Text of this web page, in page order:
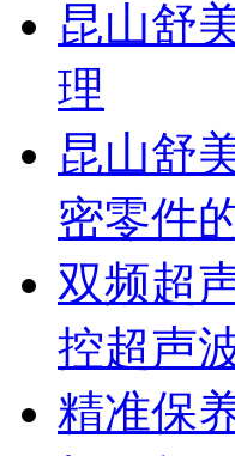
昆山舒
理
昆山舒
密零件
双频超
控超声
精准保